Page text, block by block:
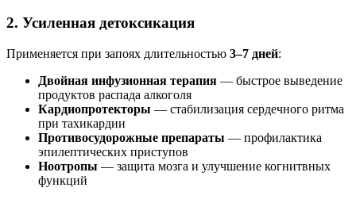
2. Усиленная детоксикация
Применяется при запоях длительностью 3–7 дней:
Двойная инфузионная терапия — быстрое выведение
продуктов распада алкоголя
Кардиопротекторы — стабилизация сердечного ритма
при тахикардии
Противосудорожные препараты — профилактика
эпилептических приступов
Ноотропы — защита мозга и улучшение когнитвных
функций